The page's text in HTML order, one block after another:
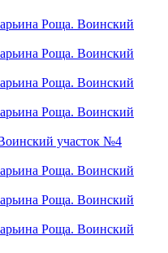
Роща. Воинский
Роща. Воинский
Роща. Воинский
Роща. Воинский
участок №4
Роща. Воинский
Роща. Воинский
Роща. Воинский